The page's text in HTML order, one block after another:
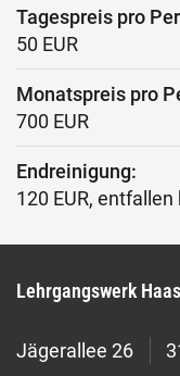
Tagespreis pro
50 EUR
Monatspreis pro
700 EUR
Endreinigung:
120 EUR,
Lehrgangswerk
Jägerallee 26